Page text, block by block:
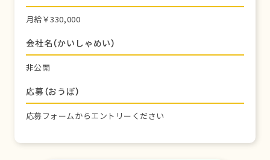
月給￥330,000
会社名（かいしゃめい）
非公開
応募（おうぼ）
応募フォームからエントリーください